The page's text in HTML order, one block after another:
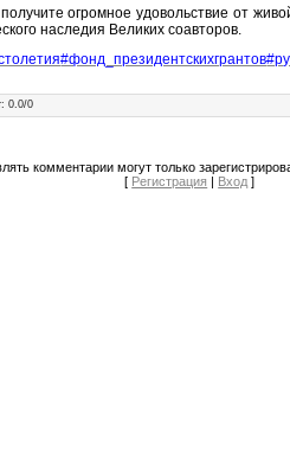
огромное удовольствие от
наследия Великих соавторов.
#фонд_президентскихгрантов
: 0.0/0
комментарии могут только
[ Регистрация | Вход ]